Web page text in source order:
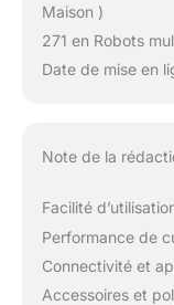
Maison )
271 en Robots
Date de mise en
Note de la
Facilité
Performance de
Connectivité et
Accessoires et